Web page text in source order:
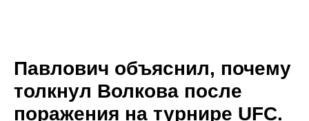
Павлович объяснил, почему
толкнул Волкова после
поражения на турнире UFC.